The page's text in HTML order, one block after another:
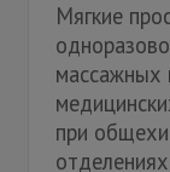
Мягкие
массажных
при